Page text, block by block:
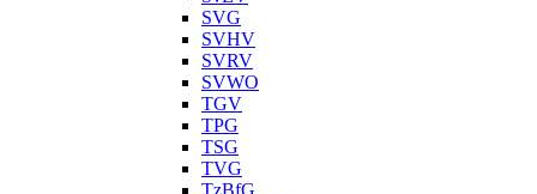
SVG
SVHV
SVRV
SVWO
TGV
TPG
TSG
TVG
TzBfG